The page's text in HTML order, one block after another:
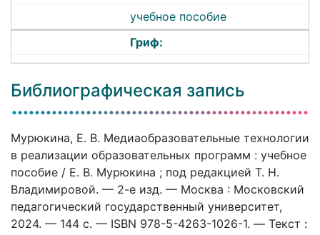
учебное пособие
Гриф:
Библиографическая запись
Мурюкина, Е. В. Медиаобразовательные технологии
в реализации образовательных программ : учебное
пособие / Е. В. Мурюкина ; под редакцией Т. Н.
Владимировой. — 2-е изд. — Москва : Московский
педагогический государственный университет,
2024. — 144 c. — ISBN 978-5-4263-1026-1. — Текст :